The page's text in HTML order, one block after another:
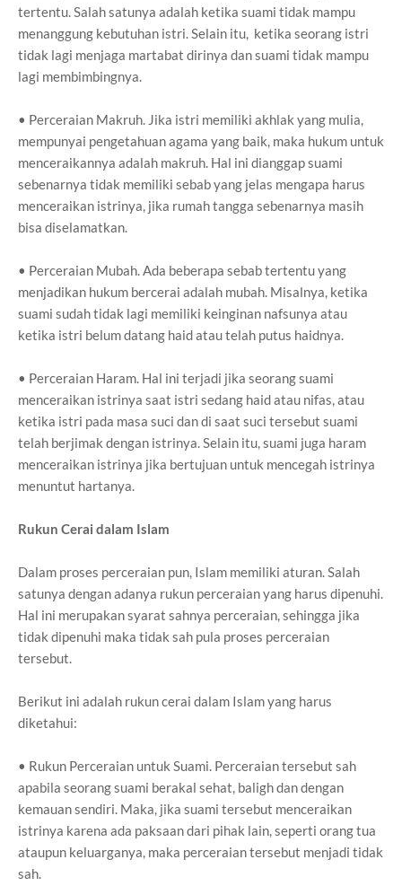
tertentu. Salah satunya adalah ketika suami tidak mampu
menanggung kebutuhan istri. Selain itu, ketika seorang istri
tidak lagi menjaga martabat dirinya dan suami tidak mampu
lagi membimbingnya.
• Perceraian Makruh. Jika istri memiliki akhlak yang mulia,
mempunyai pengetahuan agama yang baik, maka hukum untuk
menceraikannya adalah makruh. Hal ini dianggap suami
sebenarnya tidak memiliki sebab yang jelas mengapa harus
menceraikan istrinya, jika rumah tangga sebenarnya masih
bisa diselamatkan.
• Perceraian Mubah. Ada beberapa sebab tertentu yang
menjadikan hukum bercerai adalah mubah. Misalnya, ketika
suami sudah tidak lagi memiliki keinginan nafsunya atau
ketika istri belum datang haid atau telah putus haidnya.
• Perceraian Haram. Hal ini terjadi jika seorang suami
menceraikan istrinya saat istri sedang haid atau nifas, atau
ketika istri pada masa suci dan di saat suci tersebut suami
telah berjimak dengan istrinya. Selain itu, suami juga haram
menceraikan istrinya jika bertujuan untuk mencegah istrinya
menuntut hartanya.
Rukun Cerai dalam Islam
Dalam proses perceraian pun, Islam memiliki aturan. Salah
satunya dengan adanya rukun perceraian yang harus dipenuhi.
Hal ini merupakan syarat sahnya perceraian, sehingga jika
tidak dipenuhi maka tidak sah pula proses perceraian
tersebut.
Berikut ini adalah rukun cerai dalam Islam yang harus
diketahui:
• Rukun Perceraian untuk Suami. Perceraian tersebut sah
apabila seorang suami berakal sehat, baligh dan dengan
kemauan sendiri. Maka, jika suami tersebut menceraikan
istrinya karena ada paksaan dari pihak lain, seperti orang tua
ataupun keluarganya, maka perceraian tersebut menjadi tidak
sah.